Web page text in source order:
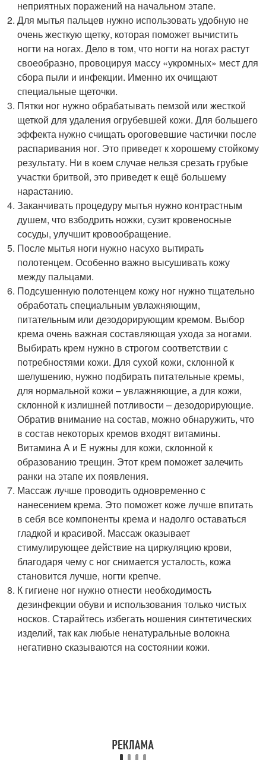
неприятных поражений на начальном этапе.
Для мытья пальцев нужно использовать удобную не
очень жесткую щетку, которая поможет вычистить
ногти на ногах. Дело в том, что ногти на ногах растут
своеобразно, провоцируя массу «укромных» мест для
сбора пыли и инфекции. Именно их очищают
специальные щеточки.
Пятки ног нужно обрабатывать пемзой или жесткой
щеткой для удаления огрубевшей кожи. Для большего
эффекта нужно счищать ороговевшие частички после
распаривания ног. Это приведет к хорошему стойкому
результату. Ни в коем случае нельзя срезать грубые
участки бритвой, это приведет к ещё большему
нарастанию.
Заканчивать процедуру мытья нужно контрастным
душем, что взбодрить ножки, сузит кровеносные
сосуды, улучшит кровообращение.
После мытья ноги нужно насухо вытирать
полотенцем. Особенно важно высушивать кожу
между пальцами.
Подсушенную полотенцем кожу ног нужно тщательно
обработать специальным увлажняющим,
питательным или дезодорирующим кремом. Выбор
крема очень важная составляющая ухода за ногами.
Выбирать крем нужно в строгом соответствии с
потребностями кожи. Для сухой кожи, склонной к
шелушению, нужно подбирать питательные кремы,
для нормальной кожи – увлажняющие, а для кожи,
склонной к излишней потливости – дезодорирующие.
Обратив внимание на состав, можно обнаружить, что
в состав некоторых кремов входят витамины.
Витамина А и Е нужны для кожи, склонной к
образованию трещин. Этот крем поможет залечить
ранки на этапе их появления.
Массаж лучше проводить одновременно с
нанесением крема. Это поможет коже лучше впитать
в себя все компоненты крема и надолго оставаться
гладкой и красивой. Массаж оказывает
стимулирующее действие на циркуляцию крови,
благодаря чему с ног снимается усталость, кожа
становится лучше, ногти крепче.
К гигиене ног нужно отнести необходимость
дезинфекции обуви и использования только чистых
носков. Старайтесь избегать ношения синтетических
изделий, так как любые ненатуральные волокна
негативно сказываются на состоянии кожи.